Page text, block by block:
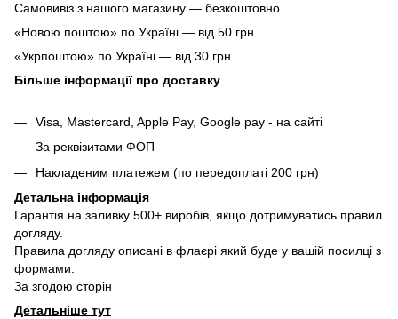
Самовивіз з нашого магазину — безкоштовно
«Новою поштою» по Україні — від 50 грн
«Укрпоштою» по Україні — від 30 грн
Більше інформації про доставку
Visa, Mastercard, Apple Pay, Google pay - на сайті
За реквізитами ФОП
Накладеним платежем (по передоплаті 200 грн)
Детальна інформація
Гарантія на заливку 500+ виробів, якщо дотримуватись правил
догляду.
Правила догляду описані в флаєрі який буде у вашій посилці з
формами.
За згодою сторін
Детальніше тут